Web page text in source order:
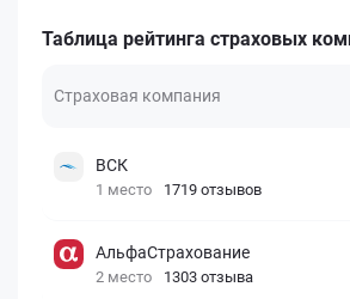
Таблица рейтинга страховых
Страховая компания
ВСК
1 место 1719 отзывов
АльфаСтрахование
2 место 1303 отзыва